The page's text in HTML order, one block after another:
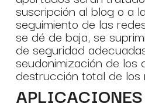
suscripción al blog o a
seguimiento de las
se dé de baja, se
de seguridad
seudonimización de los
destrucción total de los